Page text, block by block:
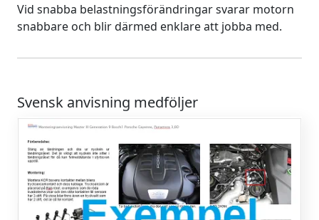
Vid snabba belastningsförändringar svarar motorn
snabbare och blir därmed enklare att jobba med.
Svensk anvisning medföljer